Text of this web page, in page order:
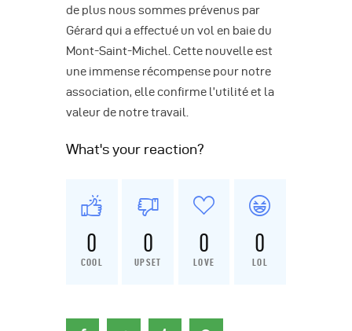
de plus nous sommes prévenus par
Gérard qui a effectué un vol en baie du
Mont-Saint-Michel. Cette nouvelle est
une immense récompense pour notre
association, elle confirme l’utilité et la
valeur de notre travail.
What's your reaction?
0
COOL
0
UPSET
0
LOVE
0
LOL